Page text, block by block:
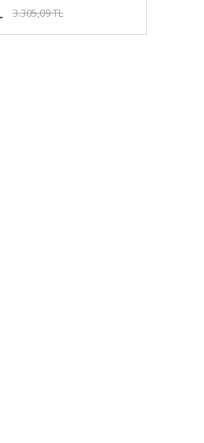
3.305,09 TL